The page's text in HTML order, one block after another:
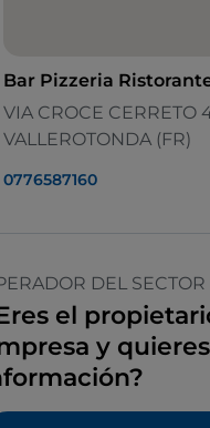
Bar Pizzeria
VIA CROCE CERRETO
VALLEROTONDA (FR)
0776587160
DEL SECTOR
el
y